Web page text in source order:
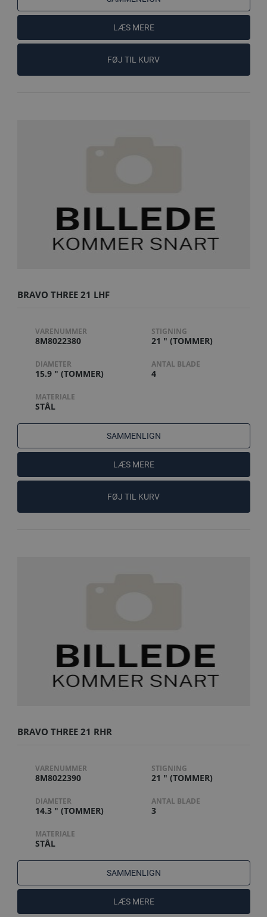
LÆS MERE
FØJ TIL KURV
BRAVO THREE 21 LHF
VARENUMMER
8M8022380
STIGNING
21 " (TOMMER)
DIAMETER
15.9 " (TOMMER)
ANTAL BLADE
4
MATERIALE
STÅL
SAMMENLIGN
LÆS MERE
FØJ TIL KURV
BRAVO THREE 21 RHR
VARENUMMER
8M8022390
STIGNING
21 " (TOMMER)
DIAMETER
14.3 " (TOMMER)
ANTAL BLADE
3
MATERIALE
STÅL
SAMMENLIGN
LÆS MERE